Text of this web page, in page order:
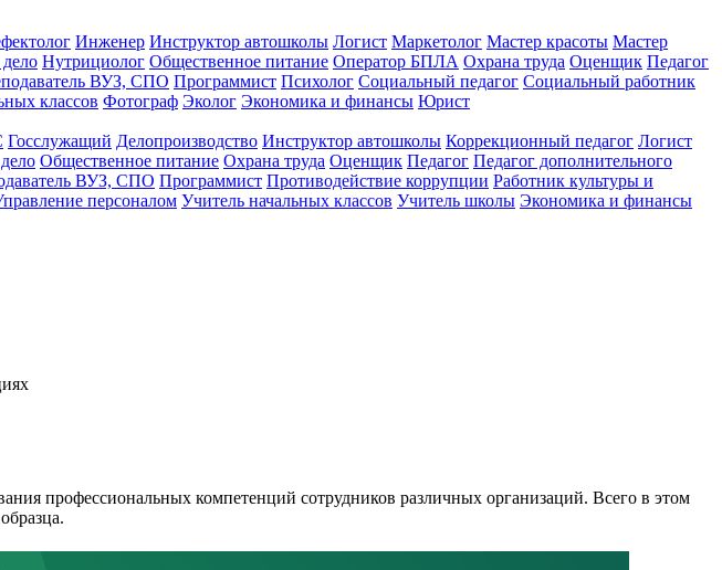
Инженер Инструктор автошколы Логист Маркетолог Мастер красоты Мастер
Нутрициолог Общественное питание Оператор БПЛА Охрана труда Оценщик Педагог
ВУЗ, СПО Программист Психолог Социальный педагог Социальный работник
классов Фотограф Эколог Экономика и финансы Юрист
Госслужащий Делопроизводство Инструктор автошколы Коррекционный педагог Логист
Общественное питание Охрана труда Оценщик Педагог Педагог дополнительного
ВУЗ, СПО Программист Противодействие коррупции Работник культуры и
персоналом Учитель начальных классов Учитель школы Экономика и финансы
профессиональных компетенций сотрудников различных организаций. Всего в этом